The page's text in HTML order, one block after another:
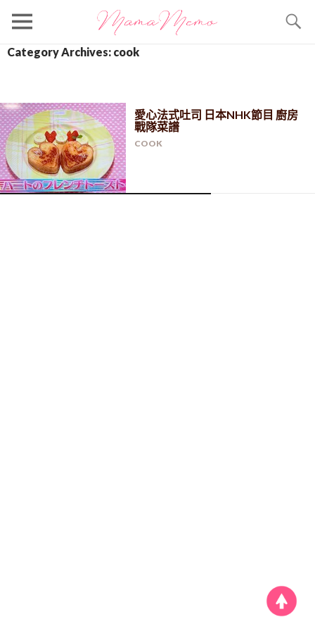
Category Archives: cook
愛心法式吐司 日本NHK節目 廚房
戰隊菜譜
COOK